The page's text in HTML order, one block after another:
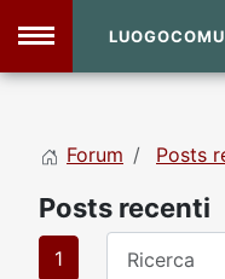
DVD Shop
Sito
Forum Posts
Posts recenti
1